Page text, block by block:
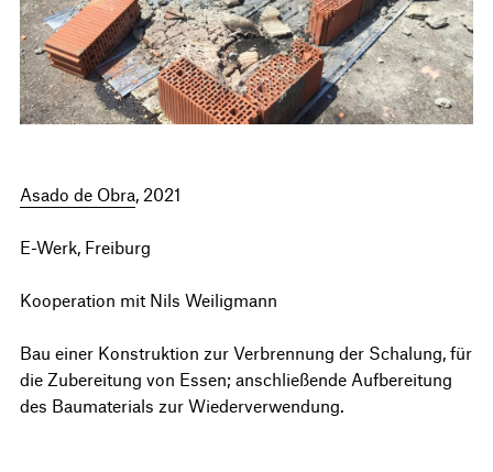
Asado de Obra , 2021
E-Werk, Freiburg
Kooperation mit Nils Weiligmann
Bau einer Konstruktion zur Verbrennung der Schalung, für
die Zubereitung von Essen; anschließende Aufbereitung
des Baumaterials zur Wiederverwendung.